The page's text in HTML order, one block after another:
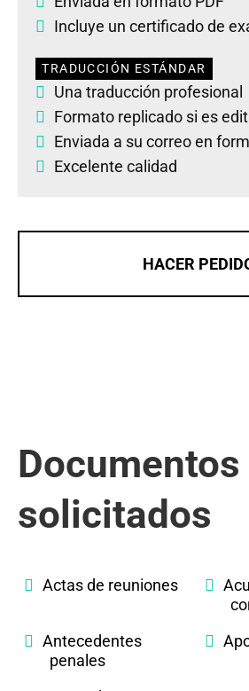
Incluye un certificado de
TRADUCCIÓN ESTÁNDAR
Una traducción profesional
Formato replicado si es
Enviada a su correo en
Excelente calidad
HACER
solicitados
Actas de reuniones
Antecedentes
penales